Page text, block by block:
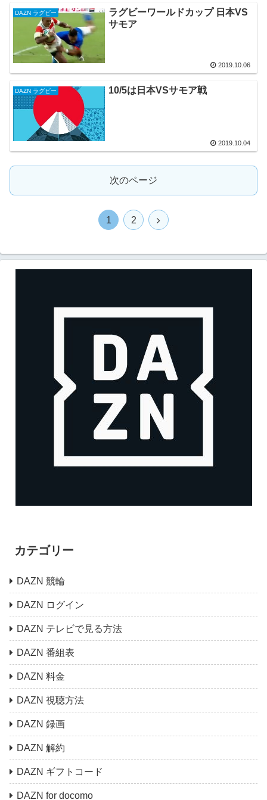
DAZN ラグビー
ラグビーワールドカップ 日本VS
サモア
2019.10.06
DAZN ラグビー 10/5は日本VSサモア戦
2019.10.04
次のページ
1 2
カテゴリー
DAZN 競輪
DAZN ログイン
DAZN テレビで見る方法
DAZN 番組表
DAZN 料金
DAZN 視聴方法
DAZN 録画
DAZN 解約
DAZN ギフトコード
DAZN for docomo